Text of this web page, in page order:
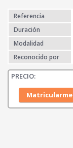
Referencia
Duración
Modalidad
Reconocido por
Matricularme